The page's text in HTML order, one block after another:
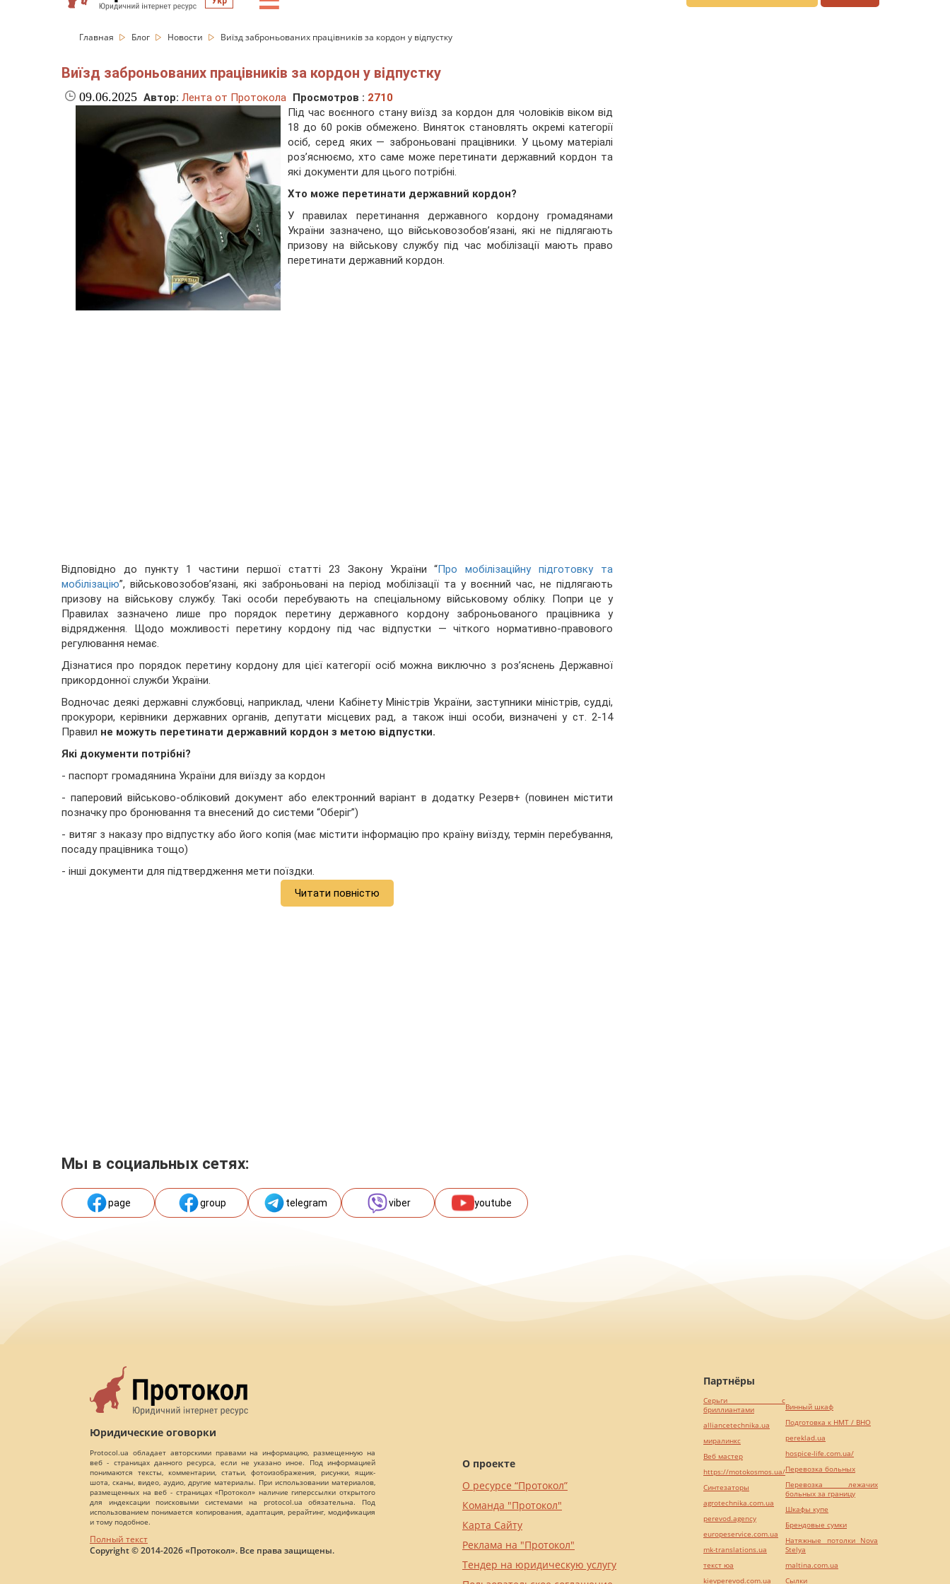
Главная Блог Новости Виїзд заброньованих працівників за кордон у відпустку
Виїзд заброньованих працівників за кордон у відпустку
09.06.2025 Автор: Лента от Протокола Просмотров : 2710
Під час воєнного стану виїзд за кордон для чоловіків віком від
18 до 60 років обмежено. Виняток становлять окремі категорії
осіб, серед яких — заброньовані працівники. У цьому матеріалі
роз’яснюємо, хто саме може перетинати державний кордон та
які документи для цього потрібні.
Хто може перетинати державний кордон?
У правилах перетинання державного кордону громадянами
України зазначено, що військовозобов’язані, які не підлягають
призову на військову службу під час мобілізації мають право
перетинати державний кордон.
Відповідно до пункту 1 частини першої статті 23 Закону України “Про мобілізаційну підготовку та
мобілізацію”, військовозобов’язані, які заброньовані на період мобілізації та у воєнний час, не підлягають
призову на військову службу. Такі особи перебувають на спеціальному військовому обліку. Попри це у
Правилах зазначено лише про порядок перетину державного кордону заброньованого працівника у
відрядження. Щодо можливості перетину кордону під час відпустки — чіткого нормативно-правового
регулювання немає.
Дізнатися про порядок перетину кордону для цієї категорії осіб можна виключно з роз’яснень Державної
прикордонної служби України.
Водночас деякі державні службовці, наприклад, члени Кабінету Міністрів України, заступники міністрів, судді,
прокурори, керівники державних органів, депутати місцевих рад, а також інші особи, визначені у ст. 2-14
Правил не можуть перетинати державний кордон з метою відпустки.
Які документи потрібні?
- паспорт громадянина України для виїзду за кордон
- паперовий військово-обліковий документ або електронний варіант в додатку Резерв+ (повинен містити
позначку про бронювання та внесений до системи “Оберіг”)
- витяг з наказу про відпустку або його копія (має містити інформацію про країну виїзду, термін перебування,
посаду працівника тощо)
- інші документи для підтвердження мети поїздки.
Читати повністю
Мы в социальных сетях:
page group telegram viber youtube
Юридические оговорки
Protocol.ua обладает авторскими правами на информацию, размещенную на
веб - страницах данного ресурса, если не указано иное. Под информацией
понимаются тексты, комментарии, статьи, фотоизображения, рисунки, ящик-
шота, сканы, видео, аудио, другие материалы. При использовании материалов,
размещенных на веб - страницах «Протокол» наличие гиперссылки открытого
для индексации поисковыми системами на protocol.ua обязательна. Под
использованием понимается копирования, адаптация, рерайтинг, модификация
и тому подобное.
Полный текст
Copyright © 2014-2026 «Протокол». Все права защищены.
О проекте
О ресурсе “Протокол”
Команда "Протокол"
Карта Сайту
Реклама на "Протокол"
Тендер на юридическую услугу
Партнёры
Серьги с
бриллиантами
alliancetechnika.ua
миралинкс
Веб мастер
https://motokosmos.ua/
Синтезаторы
agrotechnika.com.ua
perevod.agency
europeservice.com.ua
mk-translations.ua
текст юа
kievperevod.com.ua
Винный шкаф
Подготовка к НМТ / ВНО
pereklad.ua
hospice-life.com.ua/
Перевозка больных
Перевозка лежачих
больных за границу
Шкафы купе
Брендовые сумки
Натяжные потолки Nova
Stelya
maltina.com.ua
Cылки